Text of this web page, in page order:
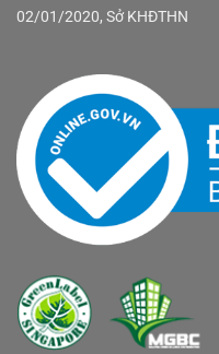
02/01/2020, Sở KHĐTHN